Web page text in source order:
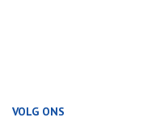
VOLG ONS